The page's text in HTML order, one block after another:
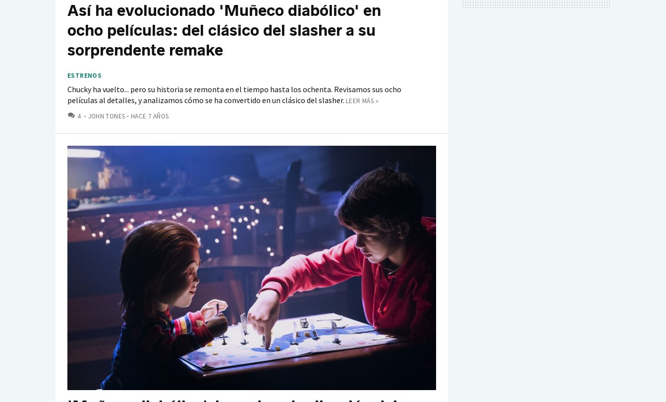
Así ha evolucionado 'Muñeco diabólico' en
ocho películas: del clásico del slasher a su
sorprendente remake
ESTRENOS
Chucky ha vuelto... pero su historia se remonta en el tiempo hasta los ochenta. Revisamos sus ocho
películas al detalles, y analizamos cómo se ha convertido en un clásico del slasher. LEER MÁS »
4 COMENTARIOS
JOHN TONES HACE 7 AÑOS